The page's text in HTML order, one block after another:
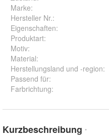
Marke:
Hersteller Nr.:
Eigenschaften:
Produktart:
Motiv:
Material:
Herstellungsland und -region:
Passend für:
Farbrichtung:
Kurzbeschreibung *